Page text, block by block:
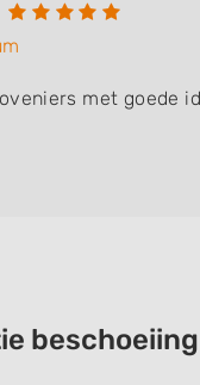
met goede